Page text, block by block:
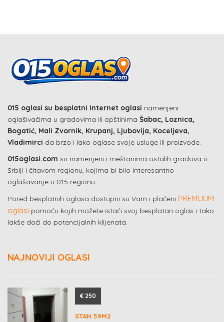
015 oglasi su besplatni Internet oglasi namenjeni
oglašivačima u gradovima ili opštinima Šabac, Loznica,
Bogatić, Mali Zvornik, Krupanj, Ljubovija, Koceljeva,
Vladimirci da brzo i lako oglase svoje usluge ili proizvode.
015oglasi.com su namenjeni i meštanima ostalih gradova u
Srbiji i čitavom regionu, kojima bi bilo interesantno
oglašavanje u 015 regionu.
Pored besplatnih oglasa dostupni su Vam i plaćeni PREMIJUM
oglasi pomoću kojih možete istaći svoj besplatan oglas i tako
lakše doći do potencijalnih klijenata.
NAJNOVIJI OGLASI
€ 250
STAN 59M2